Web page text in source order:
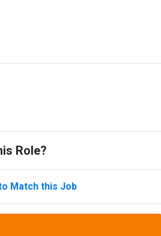
Role?
Match this Job